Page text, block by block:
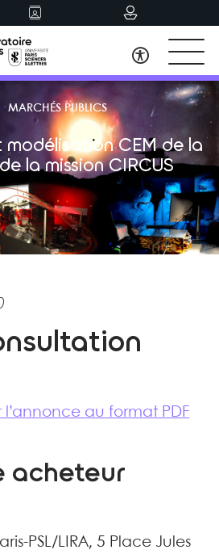
MARCHÉS PUBLICS
modélisation CEM de la
la mission CIRCUS
l’annonce au format PDF
acheteur
PSL/LIRA, 5 Place Jules